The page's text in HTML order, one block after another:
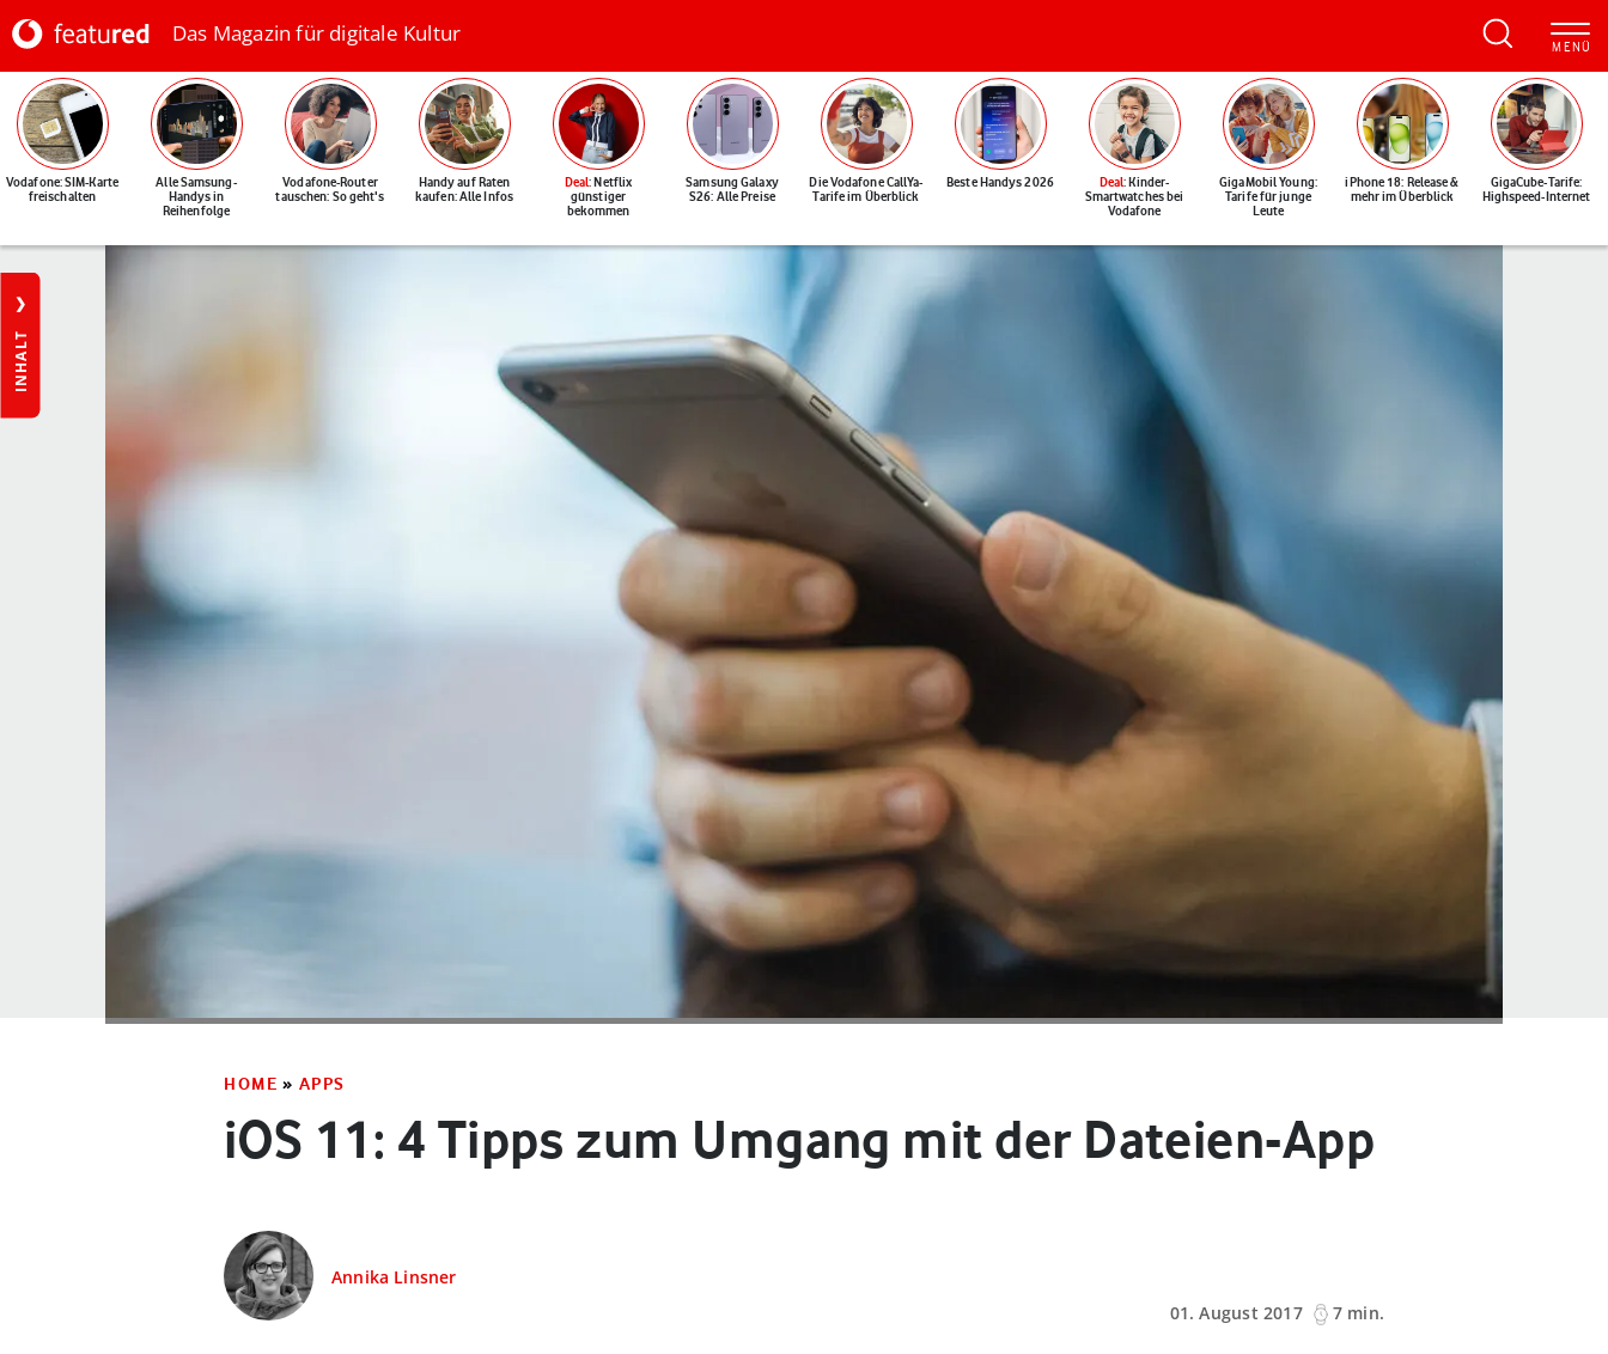
Das Magazin für digitale Kultur
Vodafone: SIM-Karte
freischalten
Alle Samsung-
Handys in
Reihenfolge
Vodafone-Router
tauschen: So geht's
Handy auf Raten
kaufen: Alle Infos
Deal: Netflix
günstiger
bekommen
Samsung Galaxy
S26: Alle Preise
Die Vodafone CallYa-
Tarife im Überblick
Beste Handys 2026 Deal: Kinder-
Smartwatches bei
Vodafone
GigaMobil Young:
Tarife für junge
Leute
iPhone 18: Release &
mehr im Überblick
GigaCube-Tarife:
Highspeed-Internet
INHALT
HOME » APPS
iOS 11: 4 Tipps zum Umgang mit der Dateien-App
Annika Linsner
01. August 2017
7 min.